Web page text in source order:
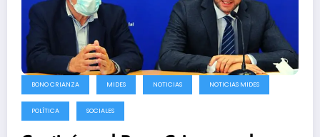
BONO CRIANZA MIDES NOTICIAS NOTICIAS MIDES
POLÍTICA SOCIALES